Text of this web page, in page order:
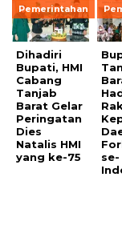
Pemerintahan
Dihadiri
Bupati, HMI
Cabang
Tanjab
Barat Gelar
Peringatan
Dies
Natalis HMI
yang ke-75
se-